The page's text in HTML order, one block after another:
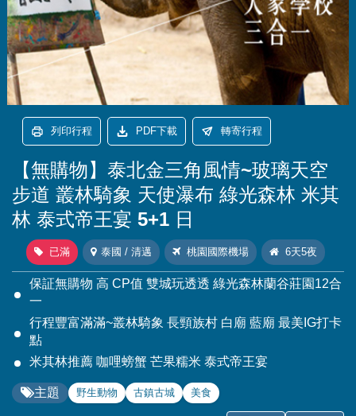
列印行程 PDF下載 轉寄行程
【無購物】泰北金三角風情~玻璃天空
步道 叢林騎象 天使瀑布 綠光森林 米其
林 泰式帝王宴 5+1 日
已滿 泰國 / 清邁 桃園國際機場 6天5夜
保証無購物 高 CP值 雙城玩透透 綠光森林蘭谷莊園12合
一
行程豐富滿滿~叢林騎象 長頸族村 白廟 藍廟 最美IG打卡
點
米其林推薦 咖哩螃蟹 芒果糯米 泰式帝王宴
主題 野生動物 古鎮古城 美食